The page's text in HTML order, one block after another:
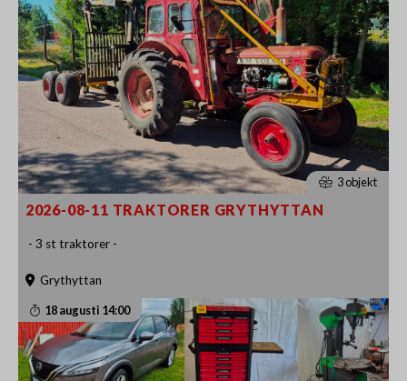
3 objekt
2026-08-11 TRAKTORER GRYTHYTTAN
- 3 st traktorer -
Grythyttan
18 augusti 14:00